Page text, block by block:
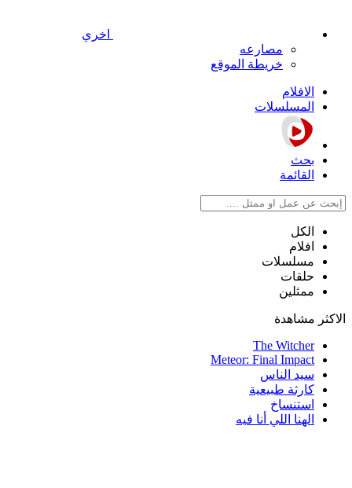
اخري
مصارعه
خريطة الموقع
الافلام
المسلسلات
بحث
القائمة
الكل
افلام
مسلسلات
حلقات
ممثلين
الاكثر مشاهدة
The Witcher
Meteor: Final Impact
سيد الناس
كارثة طبيعية
استنساخ
الهنا اللي أنا فيه